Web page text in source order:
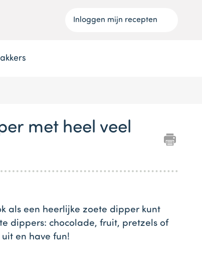
Inloggen mijn recepten
met heel veel
als een heerlijke zoete dipper kunt
dippers: chocolade, fruit, pretzels of
en have fun!